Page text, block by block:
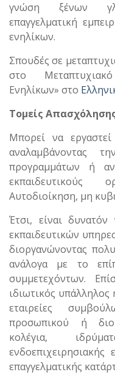
γνώση ξένων
επαγγελματική
ενηλίκων.
Σπουδές σε
στο
Ενηλίκων» στο
Τομείς
Μπορεί να εργαστεί
αναλαμβάνοντας
προγραμμάτων ή
εκπαιδευτικούς
Αυτοδιοίκηση, μη
Έτσι, είναι
εκπαιδευτικών
διοργανώνοντας
ανάλογα με το
συμμετεχόντων.
ιδιωτικός
εταιρείες
προσωπικού ή
κολέγια,
επαγγελματικής